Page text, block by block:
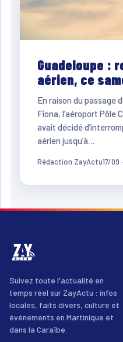
Guadeloupe :
aérien, ce
En raison du passage
Fiona, l’aéroport Pôle
avait décidé
aérien jusqu’à…
Rédaction ZayActu17/09
Suivez toute l'actualité en
temps réel sur ZayActu : infos
locales, faits divers, culture et
événements en Martinique et
dans la Caraïbe.